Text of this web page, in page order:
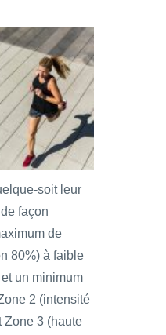
soit leur
façon
de
80%) à faible
un minimum
2 (intensité
Zone 3 (haute